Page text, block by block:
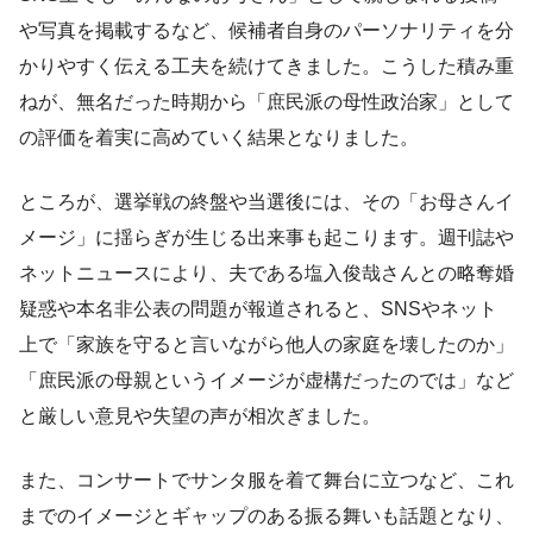
や写真を掲載するなど、候補者自身のパーソナリティを分
かりやすく伝える工夫を続けてきました。こうした積み重
ねが、無名だった時期から「庶民派の母性政治家」として
の評価を着実に高めていく結果となりました。
ところが、選挙戦の終盤や当選後には、その「お母さんイ
メージ」に揺らぎが生じる出来事も起こります。週刊誌や
ネットニュースにより、夫である塩入俊哉さんとの略奪婚
疑惑や本名非公表の問題が報道されると、SNSやネット
上で「家族を守ると言いながら他人の家庭を壊したのか」
「庶民派の母親というイメージが虚構だったのでは」など
と厳しい意見や失望の声が相次ぎました。
また、コンサートでサンタ服を着て舞台に立つなど、これ
までのイメージとギャップのある振る舞いも話題となり、